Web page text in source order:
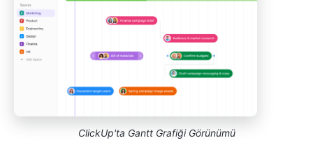
ClickUp'ta Gantt Grafiği Görünümü